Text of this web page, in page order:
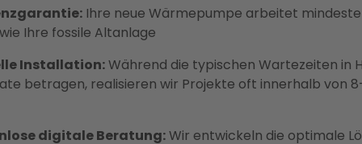
Ihre neue Wärmepumpe arbeitet
Ihre fossile Altanlage
Installation:Während die typischen Wartezeiten in
betragen, realisieren wir Projekte oft innerhalb von
digitale Beratung:Wir entwickeln die optimale